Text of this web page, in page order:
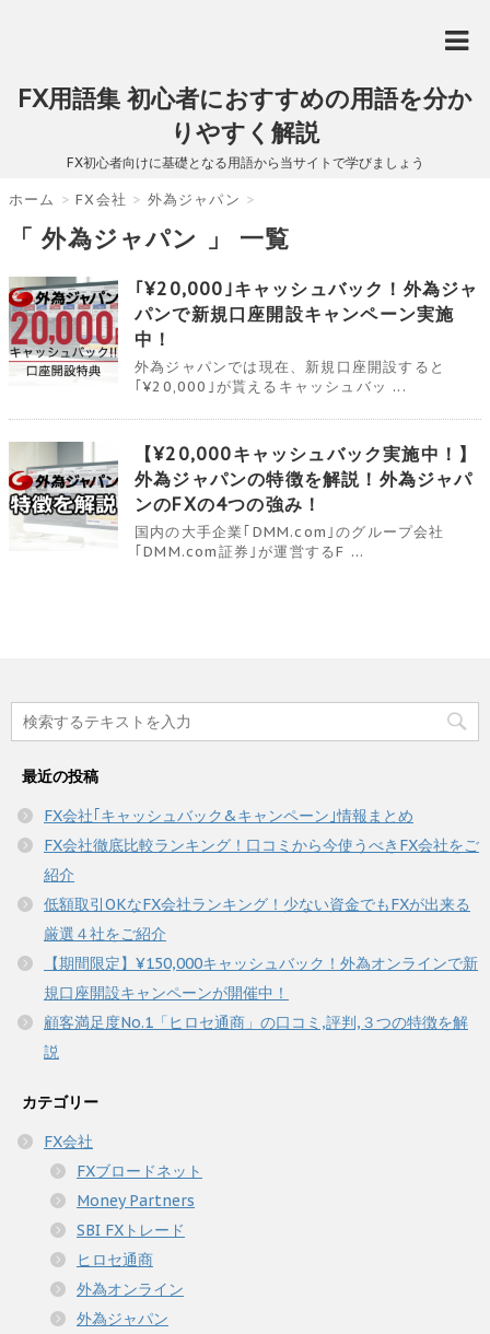
FX用語集 初心者におすすめの用語を分か
りやすく解説
FX初心者向けに基礎となる用語から当サイトで学びましょう
ホーム >FX会社 > 外為ジャパン >
「 外為ジャパン 」 一覧
｢¥20,000｣キャッシュバック！外為ジャ
パンで新規口座開設キャンペーン実施
中！
外為ジャパンでは現在、新規口座開設すると
｢¥20,000｣が貰えるキャッシュバッ ...
【¥20,000キャッシュバック実施中！】
外為ジャパンの特徴を解説！外為ジャパ
ンのFXの4つの強み！
国内の大手企業｢DMM.com｣のグループ会社
｢DMM.com証券｣が運営するF ...
最近の投稿
FX会社｢キャッシュバック&キャンペーン｣情報まとめ
FX会社徹底比較ランキング！口コミから今使うべきFX会社をご
紹介
低額取引OKなFX会社ランキング！少ない資金でもFXが出来る
厳選４社をご紹介
【期間限定】¥150,000キャッシュバック！外為オンラインで新
規口座開設キャンペーンが開催中！
顧客満足度No.1「ヒロセ通商」の口コミ,評判,３つの特徴を解
説
カテゴリー
FX会社
FXブロードネット
Money Partners
SBI FXトレード
ヒロセ通商
外為オンライン
外為ジャパン